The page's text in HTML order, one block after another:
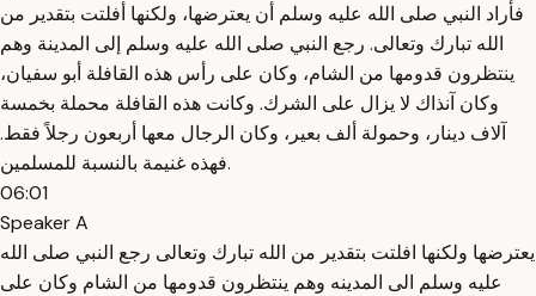
فأراد النبي صلى الله عليه وسلم أن يعترضها، ولكنها أفلتت بتقدير من
الله تبارك وتعالى. رجع النبي صلى الله عليه وسلم إلى المدينة وهم
ينتظرون قدومها من الشام، وكان على رأس هذه القافلة أبو سفيان،
وكان آنذاك لا يزال على الشرك. وكانت هذه القافلة محملة بخمسة
آلاف دينار، وحمولة ألف بعير، وكان الرجال معها أربعون رجلاً فقط.
فهذه غنيمة بالنسبة للمسلمين.
06:01
Speaker A
يعترضها ولكنها افلتت بتقدير من الله تبارك وتعالى رجع النبي صلى الله
عليه وسلم الى المدينه وهم ينتظرون قدومها من الشام وكان على